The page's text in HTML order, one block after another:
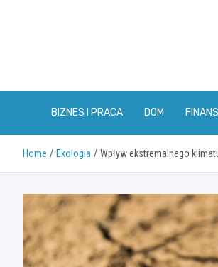
BIZNES I PRACA DOM
Home Ekologia Wpływ ekstremalnego